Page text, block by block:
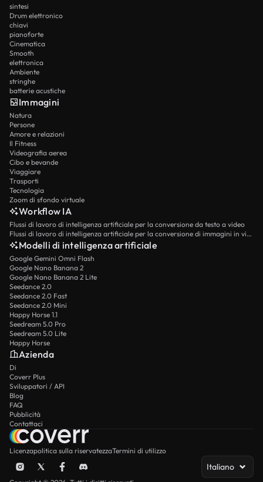
sintesi
Drum elettronico
chiavi
pianoforte
Cinematica
Smooth
elettronica
Ambiente
stringhe
batterie acustiche
Immagini
Natura
Persone
Amore e relazioni
Il Fitness
Videografia aerea
Cibo e bevande
Viaggiare
Trasporti
Tecnologia
Zoom di sfondo virtuale
Workflow IA
Flussi di lavoro di intelligenza artificiale per la conversione da testo a video
Flussi di lavoro di intelligenza artificiale per la conversione di immagini in video
Modelli di intelligenza artificiale
Google Gemini Omni Flash
Google Nano Banana 2
Google Nano Banana 2 Lite
Seedance 2.0
Seedance 2.0 Fast
Seedance 2.0 Mini
Happy Horse 1.1
Seedream 5.0 Pro
Seedream 5.0 Lite
Happy Horse
Azienda
Di
Coverr Plus
Sviluppatori / API
Blog
FAQ
Pubblicità
Contattaci
Licenzapolitica sulla riservatezzaTermini di utilizzo
Italiano